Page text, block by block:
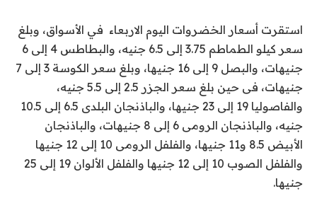
استقرت أسعار الخضروات اليوم الاربعاء في الأسواق، وبلغ
سعر كيلو الطماطم 3.75 إلى 6.5 جنيه، والبطاطس 4 إلى 6
جنيهات، والبصل 9 إلى 16 جنيها، وبلغ سعر الكوسة 3 إلى 7
جنيهات، فى حين بلغ سعر الجزر 2.5 إلى 5.5 جنيه،
والفاصوليا 19 إلى 23 جنيها، والباذنجان البلدى 6.5 إلى 10.5
جنيه، والباذنجان الرومى 6 إلى 8 جنيهات، والباذنجان
الأبيض 8.5 و11 جنيها، والفلفل الرومى 10 إلى 12 جنيها
والفلفل الصوب 10 إلى 12 جنيها والفلفل الألوان 19 إلى 25
جنيها.